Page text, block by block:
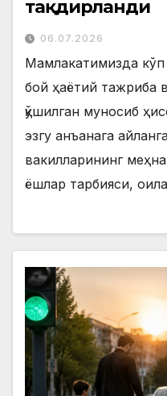
тақдирланди
06.07.2026
Мамлакатимизда
бой ҳаётий тажриба
қўшилган муносиб
эзгу анъанага
вакилларининг
ёшлар тарбияси,